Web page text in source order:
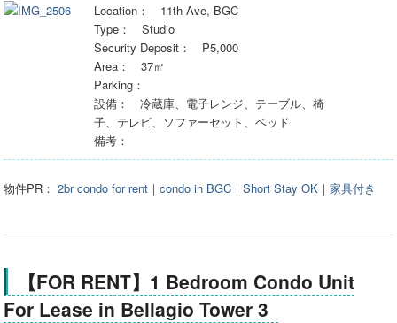
Location： 11th Ave, BGC
Type： Studio
Security Deposit： P5,000
Area： 37㎡
Parking：
設備： 冷蔵庫、電子レンジ、テーブル、椅
子、テレビ、ソファーセット、ベッド
備考：
物件PR：2br condo for rent ｜condo in BGC ｜Short Stay OK ｜家具付き
【FOR RENT】1 Bedroom Condo Unit
For Lease in Bellagio Tower 3